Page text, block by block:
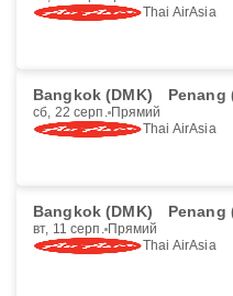
Thai AirAsia
Bangkok (DMK) Penang
сб, 22 серп. Прямий
Thai AirAsia
Bangkok (DMK) Penang
вт, 11 серп. Прямий
Thai AirAsia